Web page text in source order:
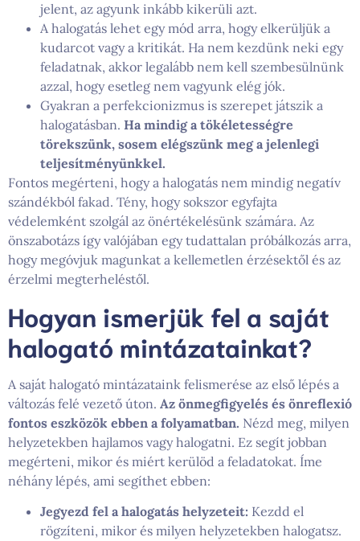
jelent, az agyunk inkább kikerüli azt.
A halogatás lehet egy mód arra, hogy elkerüljük a
kudarcot vagy a kritikát. Ha nem kezdünk neki egy
feladatnak, akkor legalább nem kell szembesülnünk
azzal, hogy esetleg nem vagyunk elég jók.
Gyakran a perfekcionizmus is szerepet játszik a
halogatásban. Ha mindig a tökéletességre
törekszünk, sosem elégszünk meg a jelenlegi
teljesítményünkkel.
Fontos megérteni, hogy a halogatás nem mindig negatív
szándékból fakad. Tény, hogy sokszor egyfajta
védelemként szolgál az önértékelésünk számára. Az
önszabotázs így valójában egy tudattalan próbálkozás arra,
hogy megóvjuk magunkat a kellemetlen érzésektől és az
érzelmi megterheléstől.
Hogyan ismerjük fel a saját
halogató mintázatainkat?
A saját halogató mintázataink felismerése az első lépés a
változás felé vezető úton. Az önmegfigyelés és önreflexió
fontos eszközök ebben a folyamatban. Nézd meg, milyen
helyzetekben hajlamos vagy halogatni. Ez segít jobban
megérteni, mikor és miért kerülöd a feladatokat. Íme
néhány lépés, ami segíthet ebben:
Jegyezd fel a halogatás helyzeteit: Kezdd el
rögzíteni, mikor és milyen helyzetekben halogatsz.